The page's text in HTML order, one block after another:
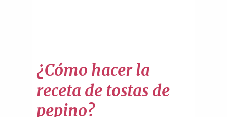
¿Cómo hacer la
receta de tostas de
pepino?